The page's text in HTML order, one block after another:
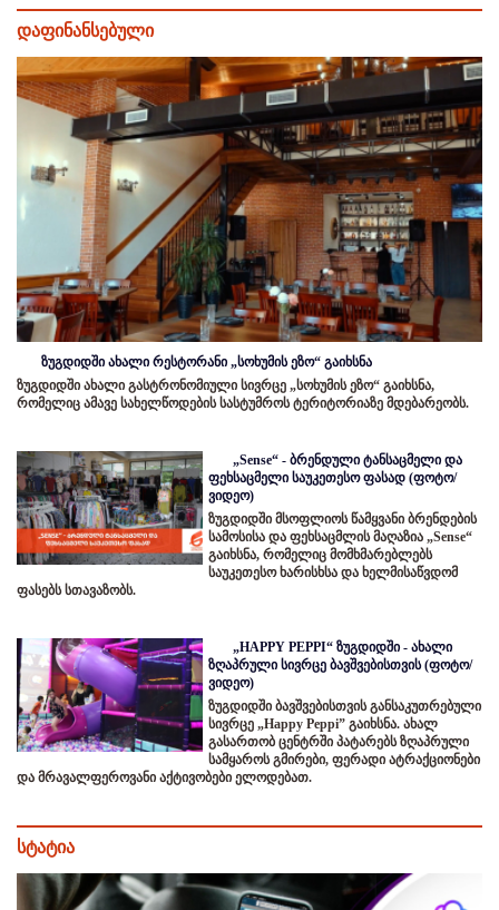
დაფინანსებული
ზუგდიდში ახალი რესტორანი „სოხუმის ეზო“ გაიხსნა
ზუგდიდში ახალი გასტრონომიული სივრცე „სოხუმის ეზო“ გაიხსნა,
რომელიც ამავე სახელწოდების სასტუმროს ტერიტორიაზე მდებარეობს.
„Sense“ - ბრენდული ტანსაცმელი და
ფეხსაცმელი საუკეთესო ფასად (ფოტო/
ვიდეო)
ზუგდიდში მსოფლიოს წამყვანი ბრენდების
სამოსისა და ფეხსაცმლის მაღაზია „Sense“
გაიხსნა, რომელიც მომხმარებლებს
საუკეთესო ხარისხსა და ხელმისაწვდომ
ფასებს სთავაზობს.
„HAPPY PEPPI“ ზუგდიდში - ახალი
ზღაპრული სივრცე ბავშვებისთვის (ფოტო/
ვიდეო)
ზუგდიდში ბავშვებისთვის განსაკუთრებული
სივრცე „Happy Peppi” გაიხსნა. ახალ
გასართობ ცენტრში პატარებს ზღაპრული
სამყაროს გმირები, ფერადი ატრაქციონები
და მრავალფეროვანი აქტივობები ელოდებათ.
სტატია